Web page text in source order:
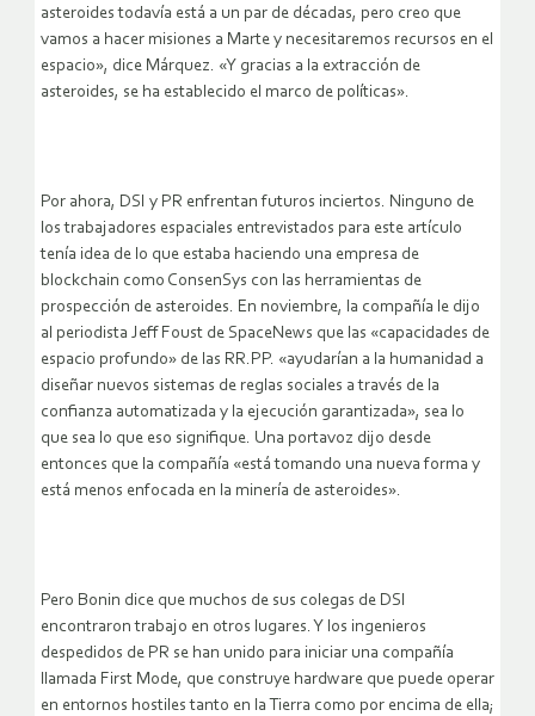
asteroides todavía está a un par de décadas, pero creo que
vamos a hacer misiones a Marte y necesitaremos recursos en el
espacio», dice Márquez. «Y gracias a la extracción de
asteroides, se ha establecido el marco de políticas».
Por ahora, DSI y PR enfrentan futuros inciertos. Ninguno de
los trabajadores espaciales entrevistados para este artículo
tenía idea de lo que estaba haciendo una empresa de
blockchain como ConsenSys con las herramientas de
prospección de asteroides. En noviembre, la compañía le dijo
al periodista Jeff Foust de SpaceNews que las «capacidades de
espacio profundo» de las RR.PP. «ayudarían a la humanidad a
diseñar nuevos sistemas de reglas sociales a través de la
confianza automatizada y la ejecución garantizada», sea lo
que sea lo que eso signifique. Una portavoz dijo desde
entonces que la compañía «está tomando una nueva forma y
está menos enfocada en la minería de asteroides».
Pero Bonin dice que muchos de sus colegas de DSI
encontraron trabajo en otros lugares. Y los ingenieros
despedidos de PR se han unido para iniciar una compañía
llamada First Mode, que construye hardware que puede operar
en entornos hostiles tanto en la Tierra como por encima de ella;